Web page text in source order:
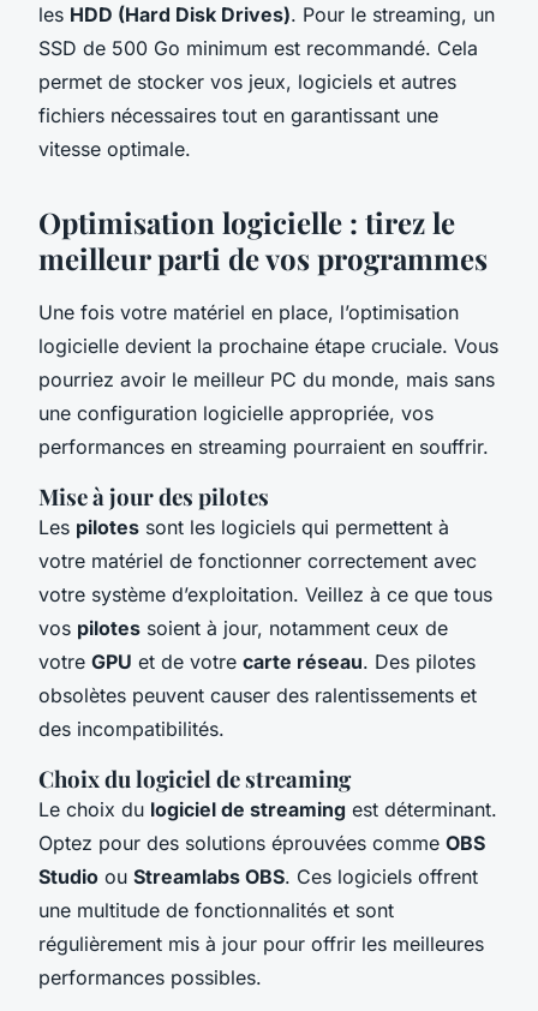
les HDD (Hard Disk Drives). Pour le streaming, un
SSD de 500 Go minimum est recommandé. Cela
permet de stocker vos jeux, logiciels et autres
fichiers nécessaires tout en garantissant une
vitesse optimale.
Optimisation logicielle : tirez le
meilleur parti de vos programmes
Une fois votre matériel en place, l’optimisation
logicielle devient la prochaine étape cruciale. Vous
pourriez avoir le meilleur PC du monde, mais sans
une configuration logicielle appropriée, vos
performances en streaming pourraient en souffrir.
Mise à jour des pilotes
Les pilotes sont les logiciels qui permettent à
votre matériel de fonctionner correctement avec
votre système d’exploitation. Veillez à ce que tous
vos pilotes soient à jour, notamment ceux de
votre GPU et de votre carte réseau. Des pilotes
obsolètes peuvent causer des ralentissements et
des incompatibilités.
Choix du logiciel de streaming
Le choix du logiciel de streaming est déterminant.
Optez pour des solutions éprouvées comme OBS
Studio ou Streamlabs OBS. Ces logiciels offrent
une multitude de fonctionnalités et sont
régulièrement mis à jour pour offrir les meilleures
performances possibles.